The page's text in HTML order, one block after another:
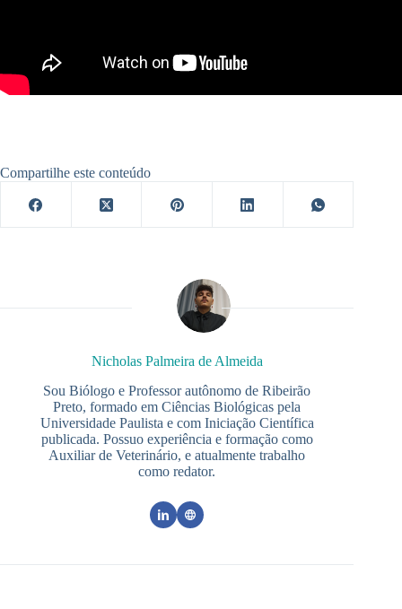
Compartilhe este conteúdo
Nicholas Palmeira de Almeida
Sou Biólogo e Professor autônomo de Ribeirão
Preto, formado em Ciências Biológicas pela
Universidade Paulista e com Iniciação Científica
publicada. Possuo experiência e formação como
Auxiliar de Veterinário, e atualmente trabalho
como redator.